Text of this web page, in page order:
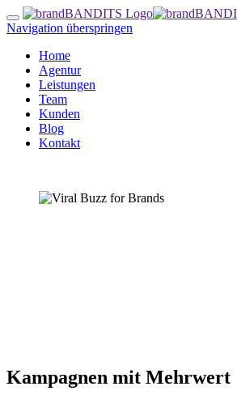
Navigation überspringen
Home
Agentur
Leistungen
Team
Kunden
Blog
Kontakt
Kampagnen mit Mehrwert